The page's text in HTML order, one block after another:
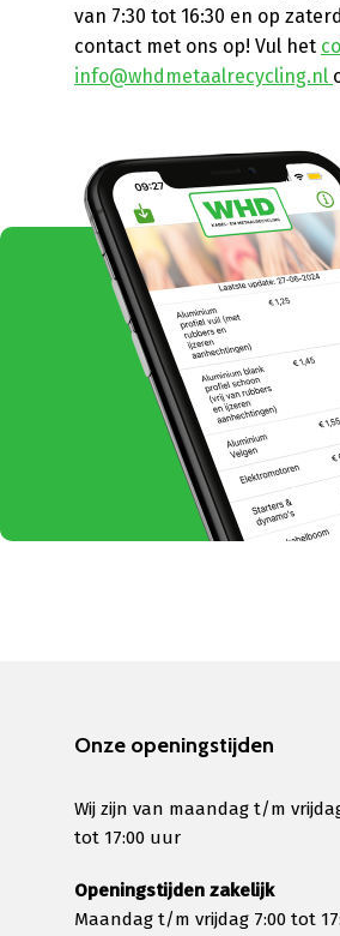
van 7:30 tot 16:30 en op
contact met ons op! Vul het
info@whdmetaalrecycling.nl
Onze openingstijden
Wij zijn van maandag t/m
tot 17:00 uur
Openingstijden zakelijk
Maandag t/m vrijdag 7:00 tot